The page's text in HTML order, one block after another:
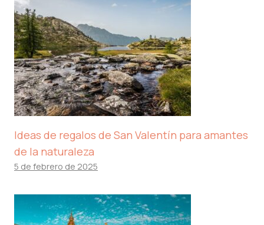
Ideas de regalos de San Valentín para amantes
de la naturaleza
5 de febrero de 2025